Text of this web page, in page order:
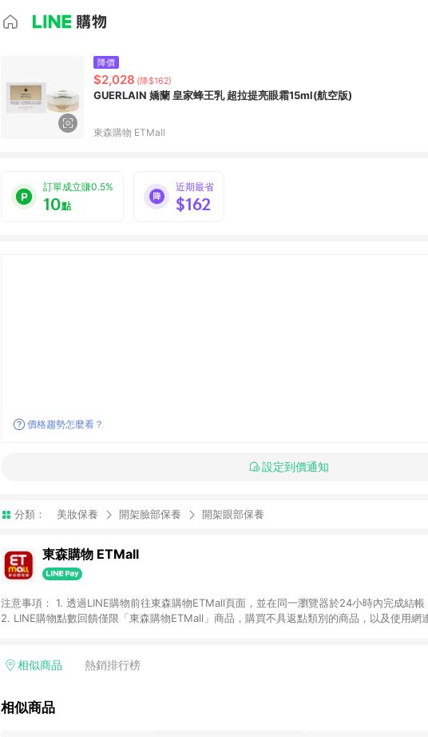
降價
$2,028 (降$162)
GUERLAIN 嬌蘭 皇家蜂王乳 超拉提亮眼霜15ml(航空版)
東森購物 ETMall
訂單成立賺0.5%
10點
近期最省
$162
價格趨勢怎麼看？
設定到價通知
分類： 美妝保養 開架臉部保養 開架眼部保養
東森購物 ETMall
注意事項： 1. 透過LINE購物前往東森購物ETMall頁面，並在同一瀏覽器於24小時內完成結帳
2. LINE購物點數回饋僅限「東森購物ETMall」商品，購買不具返點類別的商品，以及使用網
「草莓網」全館商品。 4. 如取消訂單、退貨、退款或購物中登出東森購物ETMall，將無法獲
面顯示為準。 7. LINE購物設有「單一商品最高回饋點數」機制(特殊活動時開放「回饋無上限
相似商品 熱銷排行榜
相似商品